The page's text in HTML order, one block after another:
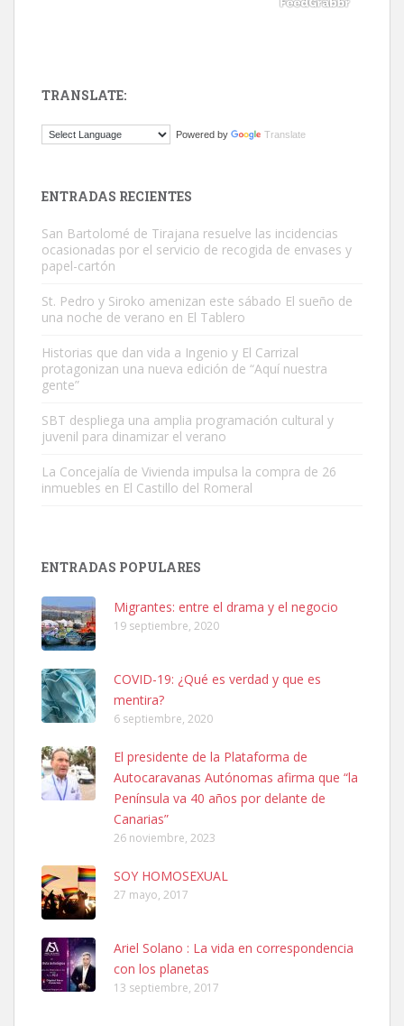
El ayuntamiento se va a llevar a Los Gatos callejeros de la zona los
Este gato macho ha aparecido en la calle hace menos de un mes,
es muy manso y extremadamente cari...
Leales.org » Gran Canaria
Leales.org » Gran Canaria
SHIBA PERDIDO AVDA JOSE MESA Y LOPEZ
PERRO MACHO RAZA SHIBA CON MICROCHIP PERDIDO HOY
06/07/2025 ZONA MESA Y LOPEZ. ES MUY ASUSTADIZO
Leales.org » Gran Canaria
6.7.2025
Ninfa perdida
El día 5 se los perdió una ninfa papillera, asustada tiene miedo a la
calle, se perdió por la zon...
TRANSLATE:
Powered by Translate
ENTRADAS RECIENTES
San Bartolomé de Tirajana resuelve las incidencias
ocasionadas por el servicio de recogida de envases y
papel-cartón
St. Pedro y Siroko amenizan este sábado El sueño de
una noche de verano en El Tablero
Historias que dan vida a Ingenio y El Carrizal
protagonizan una nueva edición de “Aquí nuestra
gente”
SBT despliega una amplia programación cultural y
juvenil para dinamizar el verano
La Concejalía de Vivienda impulsa la compra de 26
inmuebles en El Castillo del Romeral
ENTRADAS POPULARES
Migrantes: entre el drama y el negocio
19 septiembre, 2020
COVID-19: ¿Qué es verdad y que es
mentira?
6 septiembre, 2020
El presidente de la Plataforma de
Autocaravanas Autónomas afirma que “la
Península va 40 años por delante de
Canarias”
26 noviembre, 2023
SOY HOMOSEXUAL
27 mayo, 2017
Ariel Solano : La vida en correspondencia
con los planetas
13 septiembre, 2017